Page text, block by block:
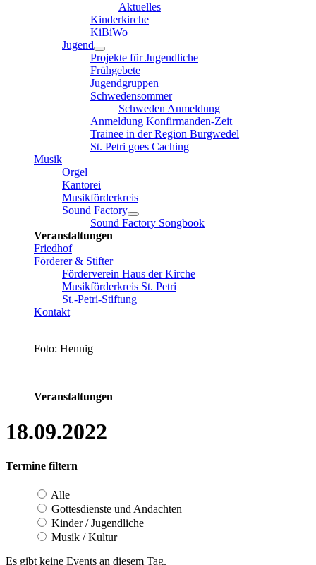
Aktuelles
Kinderkirche
KiBiWo
Jugend
Projekte für Jugendliche
Frühgebete
Jugendgruppen
Schwedensommer
Schweden Anmeldung
Anmeldung Konfirmanden-Zeit
Trainee in der Region Burgwedel
St. Petri goes Caching
Musik
Orgel
Kantorei
Musikförderkreis
Sound Factory
Sound Factory Songbook
Veranstaltungen
Friedhof
Förderer & Stifter
Förderverein Haus der Kirche
Musikförderkreis St. Petri
St.-Petri-Stiftung
Kontakt
Foto: Hennig
Veranstaltungen
18.09.2022
Termine filtern
Alle
Gottesdienste und Andachten
Kinder / Jugendliche
Musik / Kultur
Es gibt keine Events an diesem Tag.